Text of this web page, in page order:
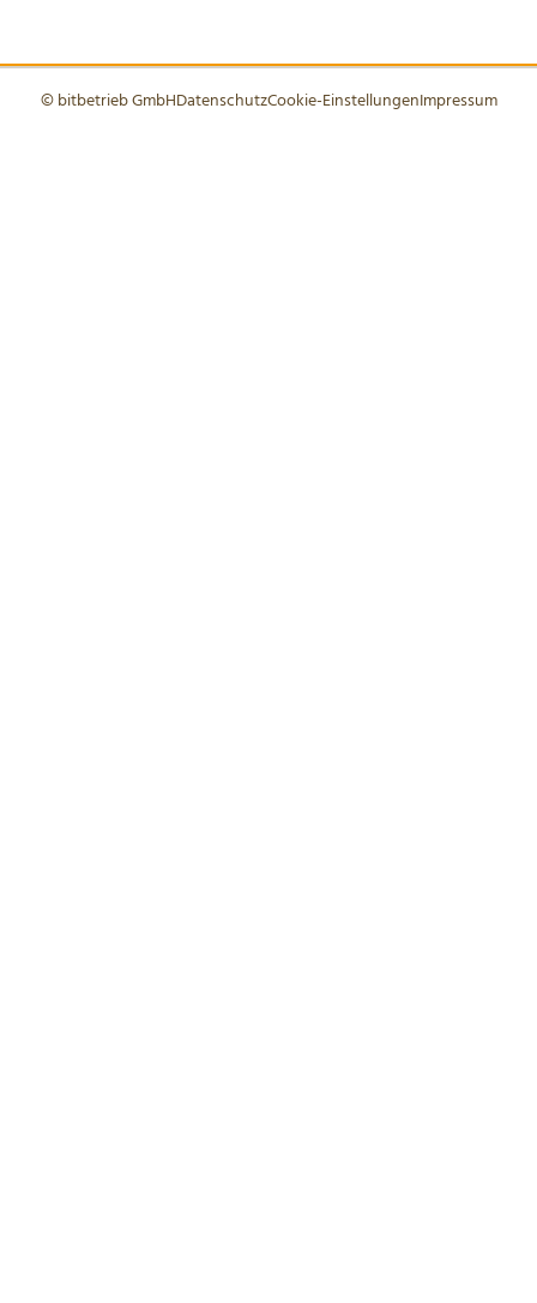
© bitbetrieb GmbHDatenschutzCookie-EinstellungenImpressum